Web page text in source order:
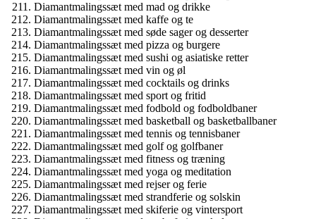
Diamantmalingssæt med mad og drikke
Diamantmalingssæt med kaffe og te
Diamantmalingssæt med søde sager og desserter
Diamantmalingssæt med pizza og burgere
Diamantmalingssæt med sushi og asiatiske retter
Diamantmalingssæt med vin og øl
Diamantmalingssæt med cocktails og drinks
Diamantmalingssæt med sport og fritid
Diamantmalingssæt med fodbold og fodboldbaner
Diamantmalingssæt med basketball og basketballbaner
Diamantmalingssæt med tennis og tennisbaner
Diamantmalingssæt med golf og golfbaner
Diamantmalingssæt med fitness og træning
Diamantmalingssæt med yoga og meditation
Diamantmalingssæt med rejser og ferie
Diamantmalingssæt med strandferie og solskin
Diamantmalingssæt med skiferie og vintersport